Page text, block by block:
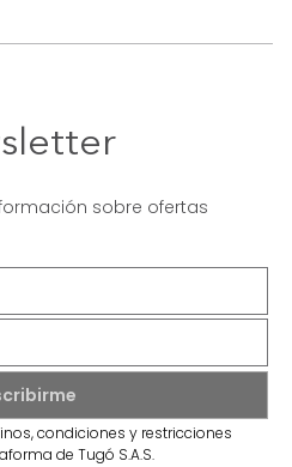
sobre ofertas
condiciones y restricciones
de Tugó S.A.S.